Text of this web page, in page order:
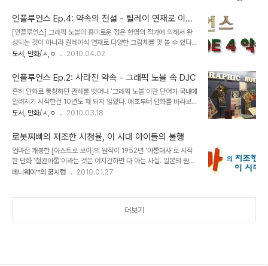
튀는 연기가 화면을 압도한다. 정통 스릴..
다양한 연출의 시도가 가능해졌다는 점이다. 실제로 위의 두가지 특징
은 고사 직전에 놓인 한국 만화계의 저변을 송두리째 바꿔 놓았다. 다
양한 루트를 통해 이름을 알린 신인들이 대거 등장했고, 영화적 연출력
이 돋보이는 작품들부터 웹툰에 플래시나 음악 등을 결합해 멀티미디
어의 특성을 활용한 작품들에 이르기까지 기존 출판만화에선 볼 수 없
른 구성과 연출력만 있으면 웹툰 독자들의 ..
인플루언스 Ep.4: 약속의 전설 - 릴레이 연재로 이어
지는 DJC 그래픽 노블
[인플루언스] 그래픽 노블의 흥미로운 점은 한명의 작가에 의해서 완
성되는 것이 아니라 릴레이식 연재로 다양한 그림체를 맛 볼 수 있다는
것일 것이다. 하일권 작가에 의해 완성된 에피소드 2,3에 이어 이번에
물들의 이야기를 이끌어간다. 박상선 작가는 국민대 시각 디자인과를
졸업한 뒤 국내에서 보다는 국외에서 더욱 왕성한 활동을 보여주는 만
화가로서 미국 시장에 주로 일본 만화를 수입해 발간하는
'TOKYOPOP'을 통해 [레비쥬 Les Bijoux]를 출판하며 인지도를 높
혔다. 특히 [레비쥬]는 북미시장 뿐만 아니라 유럽쪽에도 진출한 작품
도 선 굵은 작화가 인상적이다. 박상..
도서, 만화/ㅅ,ㅇ 2010.04.02
인플루언스 Ep.2: 사라진 약속 - 그래픽 노블 속 DJC
흔히 만화로 통칭하던 관례를 벗어나 '그래픽 노블'이란 단어가 국내에
알려지기 시작한건 10년도 채 되지 않았다. 애초부터 만화를 바라보는
시선이 비딱했던 한국의 정서상 그래픽 노블과 코믹스를 구분할 필요
어가 국내에 등장한 것도 비주류 만화출판사들이 유럽 등지의 예술만
화들을 들여오면서 기존 일본 코믹스 시장과의 차별성을 주기 위해 '그
래픽 노블'이란 단어를 쓰기 시작하면서 부터다. 그러던 것이 헐리우드
영화계가 그래픽 노블을 원작으로 한 영화들을 대거 공개하면서부터
국내에도 영화의 원작이 된 그래픽 노블에 대해 부쩍 관심이 증가했는
도서, 만화/ㅅ,ㅇ 2010.03.18
로봇찌빠의 저조한 시청율, 이 시대 아이들의 불행
얼마전 개봉한 [아스트로 보이]의 원작이 1952년 '아톰대사'로 시작
한 만화 '철완아톰'이라는 것은 어지간하면 다 아는 사실. 일본의 원작
만화가 헐리우드에서 재탄생한 것은 그 완성도를 떠나 부러운 일이 아
세대들이 매년 5월 5일이면 만화책을 싸그리 모아다 화형식을 치루며
페니웨이™의 궁시렁 2010.01.27
더보기